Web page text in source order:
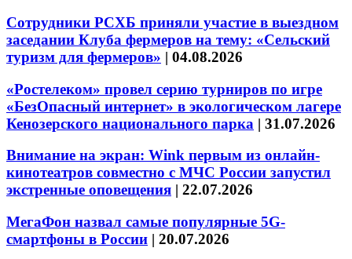
Сотрудники РСХБ приняли участие в выездном
заседании Клуба фермеров на тему: «Сельский
туризм для фермеров» | 04.08.2026
«Ростелеком» провел серию турниров по игре
«БезОпасный интернет» в экологическом лагере
Кенозерского национального парка | 31.07.2026
Внимание на экран: Wink первым из онлайн-
кинотеатров совместно с МЧС России запустил
экстренные оповещения | 22.07.2026
МегаФон назвал самые популярные 5G-
смартфоны в России | 20.07.2026